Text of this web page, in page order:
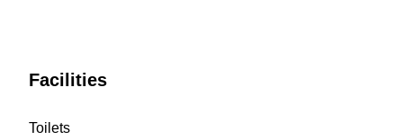
Facilities
Toilets